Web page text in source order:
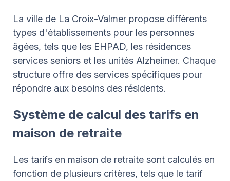
La ville de La Croix-Valmer propose différents
types d'établissements pour les personnes
âgées, tels que les EHPAD, les résidences
services seniors et les unités Alzheimer. Chaque
structure offre des services spécifiques pour
répondre aux besoins des résidents.
Système de calcul des tarifs en
maison de retraite
Les tarifs en maison de retraite sont calculés en
fonction de plusieurs critères, tels que le tarif